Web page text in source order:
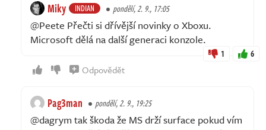
Miky INDIAN pondělí, 2. 9., 17:05
@Peete Přečti si dřívější novinky o Xboxu.
Microsoft dělá na další generaci konzole.
1 6
Odpovědět
Pag3man pondělí, 2. 9., 19:25
@dagrym tak škoda že MS drží surface pokud vím